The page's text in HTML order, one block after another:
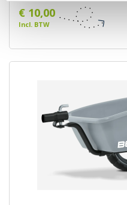
€ 10,00
Incl. BTW